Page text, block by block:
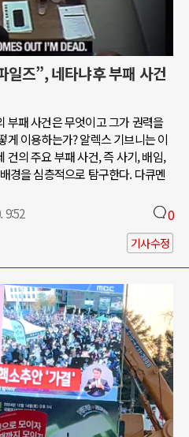
일즈”, 네타냐후 부패 사건
부패 사건은 무엇이고 그가 권력을
게 이용하는가? 알렉스 기브니는 이
건의 주요 부패 사건, 즉 사기, 배임,
경을 심층적으로 탐구한다. 다큐멘
9:52 0
기사수정